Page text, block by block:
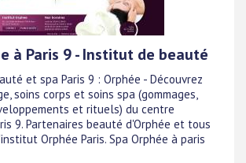
à Paris 9 - Institut de beauté
et spa Paris 9 : Orphée - Découvrez
soins corps et soins spa (gommages,
et rituels) du centre
9. Partenaires beauté d'Orphée et tous
Orphée Paris. Spa Orphée à paris